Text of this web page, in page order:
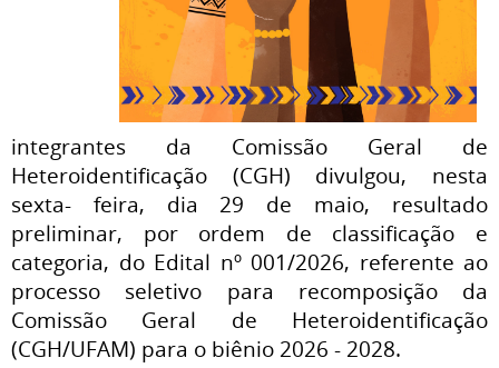
integrantes da Comissão Geral de
Heteroidentificação (CGH) divulgou, nesta
sexta- feira, dia 29 de maio, resultado
preliminar, por ordem de classificação e
categoria, do Edital nº 001/2026, referente ao
processo seletivo para recomposição da
Comissão Geral de Heteroidentificação
(CGH/UFAM) para o biênio 2026 - 2028.